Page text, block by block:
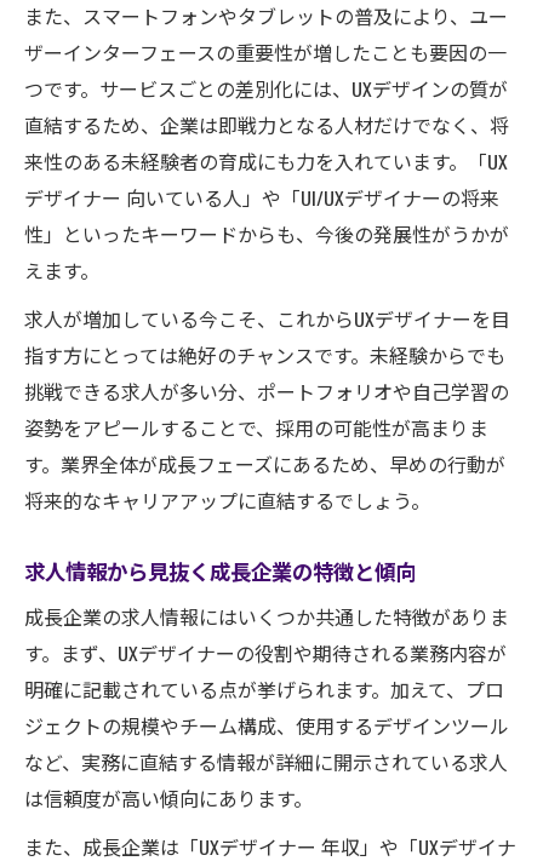
また、スマートフォンやタブレットの普及により、ユー
ザーインターフェースの重要性が増したことも要因の一
つです。サービスごとの差別化には、UXデザインの質が
直結するため、企業は即戦力となる人材だけでなく、将
来性のある未経験者の育成にも力を入れています。「UX
デザイナー 向いている人」や「UI/UXデザイナーの将来
性」といったキーワードからも、今後の発展性がうかが
えます。
求人が増加している今こそ、これからUXデザイナーを目
指す方にとっては絶好のチャンスです。未経験からでも
挑戦できる求人が多い分、ポートフォリオや自己学習の
姿勢をアピールすることで、採用の可能性が高まりま
す。業界全体が成長フェーズにあるため、早めの行動が
将来的なキャリアアップに直結するでしょう。
求人情報から見抜く成長企業の特徴と傾向
成長企業の求人情報にはいくつか共通した特徴がありま
す。まず、UXデザイナーの役割や期待される業務内容が
明確に記載されている点が挙げられます。加えて、プロ
ジェクトの規模やチーム構成、使用するデザインツール
など、実務に直結する情報が詳細に開示されている求人
は信頼度が高い傾向にあります。
また、成長企業は「UXデザイナー 年収」や「UXデザイナ